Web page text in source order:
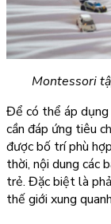
Montessori
Để có thể áp
cần đáp ứng tiêu
được bố trí phù
thời, nội dung các
trẻ. Đặc biệt là
thế giới xung